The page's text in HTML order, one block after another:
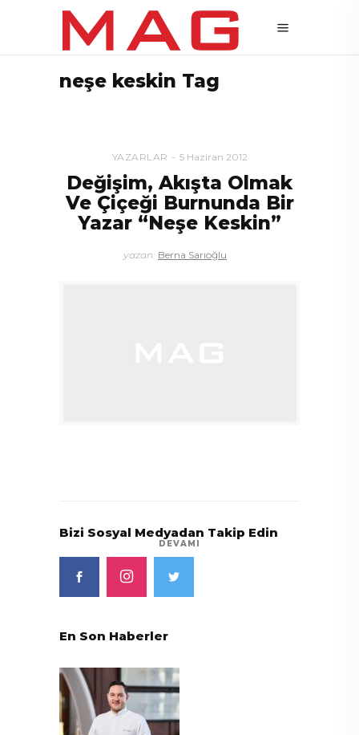
neşe keskin Tag
YAZARLAR 5 Haziran 2012
Değişim, Akışta Olmak
Ve Çiçeği Burnunda Bir
Yazar “Neşe Keskin”
yazan: Berna Sarıoğlu
DEVAMI
Bizi Sosyal Medyadan Takip Edin
En Son Haberler